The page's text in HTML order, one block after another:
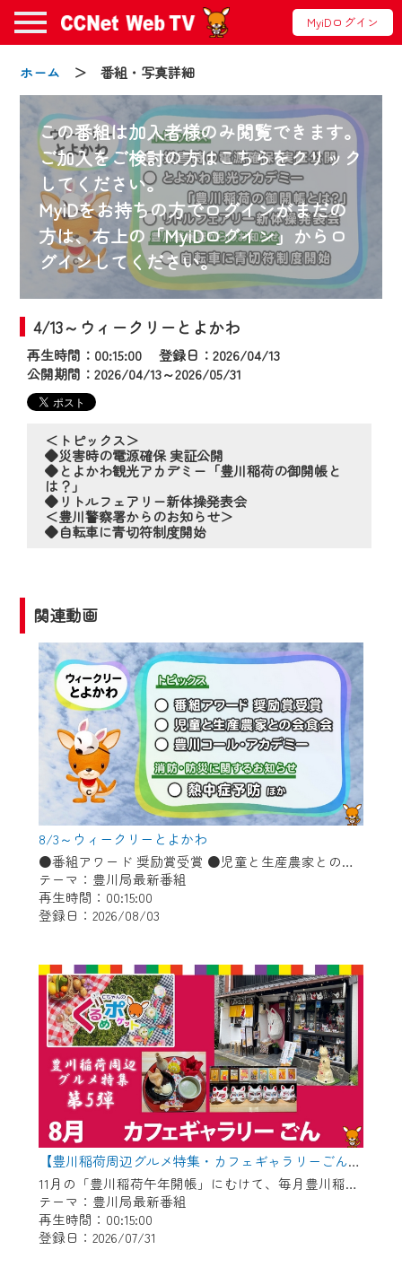
MyiDログイン
ホーム ＞ 番組・写真詳細
この番組は加入者様のみ閲覧できます。
ご加入をご検討の方はこちらをクリック
してください。
MyiDをお持ちの方でログインがまだの
方は、右上の「MyiDログイン」からロ
グインしてください。
4/13～ウィークリーとよかわ
再生時間：00:15:00 登録日：2026/04/13
公開期間：2026/04/13～2026/05/31
＜トピックス＞
◆災害時の電源確保 実証公開
◆とよかわ観光アカデミー「豊川稲荷の御開帳と
は？」
◆リトルフェアリー新体操発表会
＜豊川警察署からのお知らせ＞
◆自転車に青切符制度開始
関連動画
8/3～ウィークリーとよかわ
●番組アワード 奨励賞受賞 ●児童と生産農家との会食会 ●豊川コール・アカデミー ●消防・防災に関するお知らせ「熱中症予防」ほか
テーマ：豊川局最新番組
再生時間：00:15:00
登録日：2026/08/03
【豊川稲荷周辺グルメ特集・カフェギャラリーごん】Cちゃんのぐるめポケット
11月の「豊川稲荷午年開帳」にむけて、毎月豊川稲荷周辺のグルメを紹介します！ 今回は狐のグッズや縁起物を展示＆販売している古民家カフェ！自慢のお狐ぜんざいやお狐メニューが食べられます♪
テーマ：豊川局最新番組
再生時間：00:15:00
登録日：2026/07/31
お知らせ
2024/09/02
動画配信サービス『CCNet Web TV』は2024
年9月24日からリニューアルします！
【変更点】
◆デザイン変更により、お住まいの地域
の動画コンテンツが一目瞭然。
◆当社アプリやＰＣブラウザから、いつ
でも・どこでも・外出先でも！
CCNetサービスエリア20市町の地域情報
番組をご視聴いただけます！
『CCNet Web TV』を利用いただくには、
一部コンテンツを除き、
CCNetサービスへの加入と『CCNetマイ
ページ※』へのログインが必要となりま
す。
何卒、ご理解ご了承の程よろしくお願い
いたします。
※マイページへのログインには、MyIDが必
要となります。
※MyIDとは、CCNet Web TVを含むCCNetの
各種サービスをご利用頂くためのIDです。
IDはお客様が使っているメールアドレス
で設定できます。
スでも作成可能です）
※マイページへのログイン・MyIDの新規登
録はこちらから
※CCNetアプリをご利用中の方は引き続き
ご視聴いただけます。
＜メンテナンス情報＞
CCNetWebTVのリニューアルにともないメ
ンテナンス作業を予定しています。
日時 9/24 9:30～16:30
作業の間は、CCNetWebTVの画面が「メン